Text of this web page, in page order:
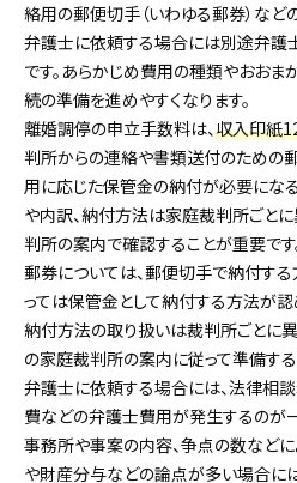
絡用の郵便切手（いわゆる郵券）など
弁護士に依頼する場合には別途弁護
です。あらかじめ費用の種類やおおま
続の準備を進めやすくなります。
離婚調停の申立手数料は、収入印紙
判所からの連絡や書類送付のための
用に応じた保管金の納付が必要にな
や内訳、納付方法は家庭裁判所ごと
判所の案内で確認することが重要です
郵券については、郵便切手で納付す
っては保管金として納付する方法が認
納付方法の取り扱いは裁判所ごとに
の家庭裁判所の案内に従って準備する
弁護士に依頼する場合には、法律相談
費などの弁護士費用が発生するのが
事務所や事案の内容、争点の数などに
や財産分与などの論点が多い場合に